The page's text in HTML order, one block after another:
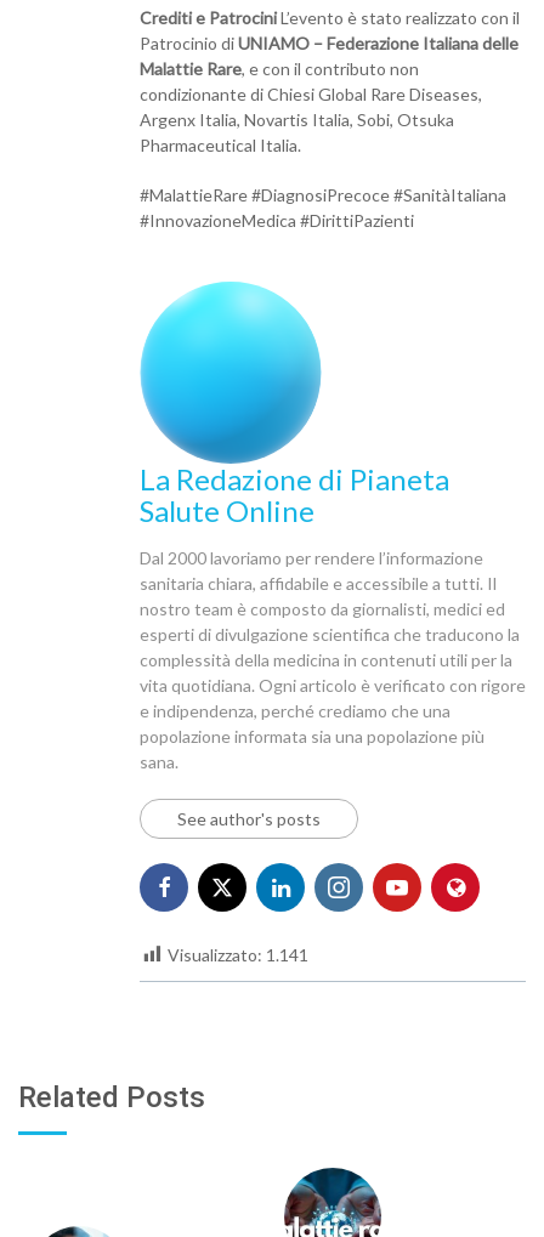
Crediti e PatrociniL’evento è stato realizzato con il
Patrocinio diUNIAMO – Federazione Italiana delle
Malattie Rare, e con il contributo non
condizionante di Chiesi Global Rare Diseases,
Argenx Italia, Novartis Italia, Sobi, Otsuka
Pharmaceutical Italia.
#MalattieRare #DiagnosiPrecoce #SanitàItaliana
#InnovazioneMedica #DirittiPazienti
La Redazione di Pianeta
Salute Online
Dal 2000 lavoriamo per rendere l’informazione
sanitaria chiara, affidabile e accessibile a tutti. Il
nostro team è composto da giornalisti, medici ed
esperti di divulgazione scientifica che traducono la
complessità della medicina in contenuti utili per la
vita quotidiana. Ogni articolo è verificato con rigore
e indipendenza, perché crediamo che una
popolazione informata sia una popolazione più
sana.
See author's posts
Visualizzato: 1.141
Related Posts